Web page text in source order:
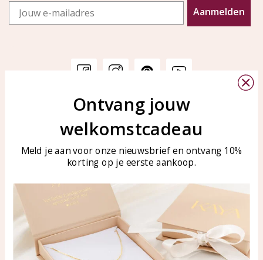
Email
Aanmelden
Veelgestelde vragen
Sieraden onderhouden
KAYA Sieraden
Bellen of WhatsApp Ma-Vr
Tel: 0850003187
WhatsApp: 0850003187
klantenservice@kayasierade
Producten KAYA Sieraden
Ontvang jouw
welkomstcadeau
Meld je aan voor onze nieuwsbrief en ontvang 10%
korting op je eerste aankoop.